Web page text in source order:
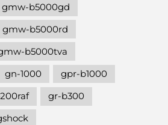
gmw-b5000gd
gmw-b5000rd
b5000tva
gn-1000
gpr-b1000
gr-b300